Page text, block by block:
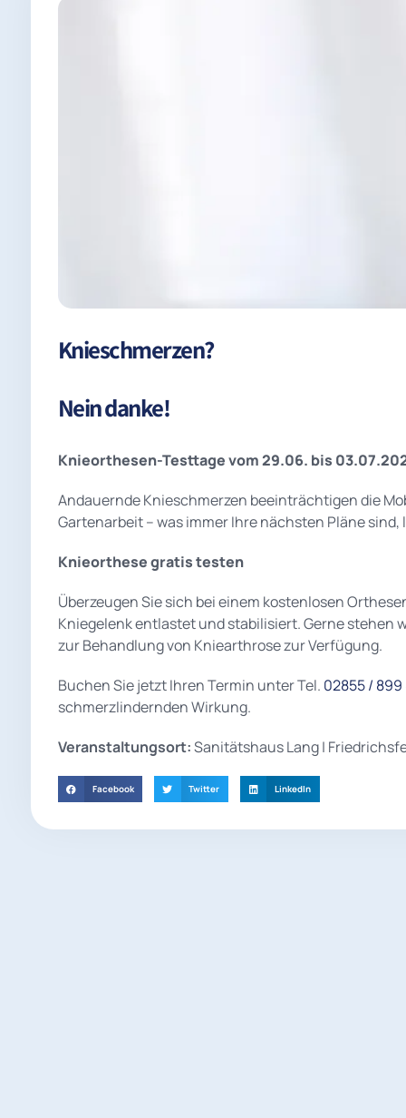
Knieschmerzen?
Nein danke!
Knieorthesen-Testtage vom 29.06. bis
Andauernde Knieschmerzen beeinträchtigen die
Gartenarbeit – was immer Ihre nächsten Pläne
Knieorthese gratis testen
Überzeugen Sie sich bei einem kostenlosen
Kniegelenk entlastet und stabilisiert. Gerne
zur Behandlung von Kniearthrose zur Verfügung.
Buchen Sie jetzt Ihren Termin unter Tel. 02855 / 899
schmerzlindernden Wirkung.
Veranstaltungsort:Sanitätshaus Lang |
Facebook Twitter LinkedIn